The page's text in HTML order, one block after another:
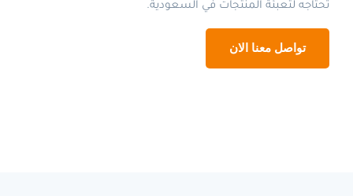
تحتاجه لتعبئة المنتجات في السعودية.
تواصل معنا الان